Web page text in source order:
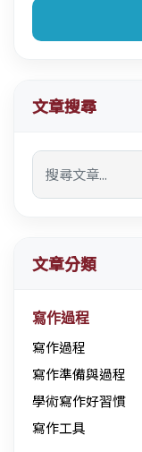
文章搜尋
文章分類
寫作過程
寫作過程
寫作準備與過程
學術寫作好習慣
寫作工具